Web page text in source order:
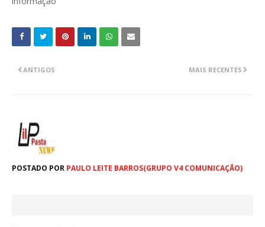
MAIS RECENTES
ANTIGOS
POSTADO POR PAULO LEITE BARROS(GRUPO V4 COMUNICAÇÃO)